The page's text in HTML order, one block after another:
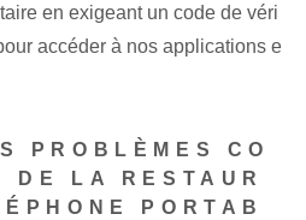
en exigeant un code de véri
accéder à nos applications e
PROBLÈMES CO
DE LA RESTAUR
PORTAB